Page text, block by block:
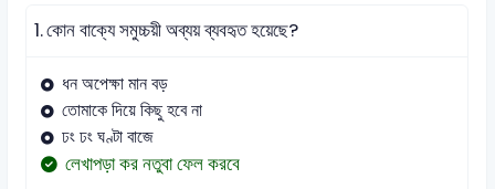
1.কোন বাক্যে সমুচ্চয়ী অব্যয় ব্যবহৃত হয়েছে?
ধন অপেক্ষা মান বড়
তোমাকে দিয়ে কিছু হবে না
ঢং ঢং ঘণ্টা বাজে
লেখাপড়া কর নতুবা ফেল করবে